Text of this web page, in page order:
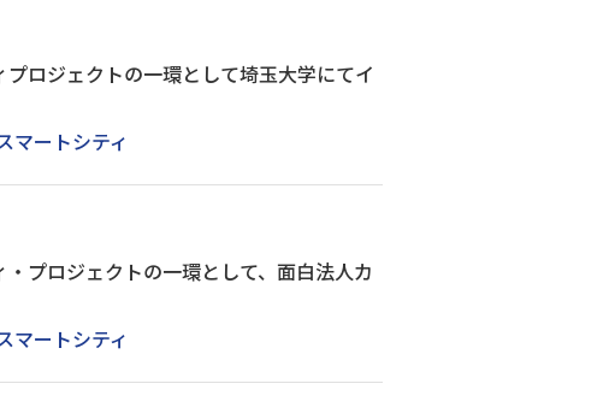
ロジェクトの一環として埼玉大学にてイ
マートシティ
プロジェクトの一環として、面白法人カ
マートシティ